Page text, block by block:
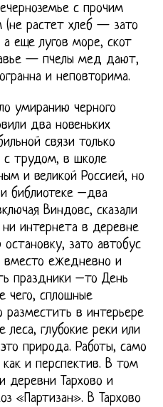
с прочим
(не растет хлеб — зато
а еще лугов море, скот
— пчелы мед дают,
и неповторима.
умиранию черного
два новеньких
связи только
с трудом, в школе
и великой Россией, но
библиотеке –два
Виндовс, сказали
интернета в деревне
зато автобус
вместо ежедневно и
праздники –то День
чего, сплошные
в интерьере
леса, глубокие реки или
природа. Работы, само
и перспектив. В том
деревни Тархово и
«Партизан». В Тархово